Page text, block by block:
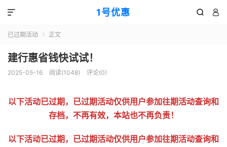
1号优惠  

已过期活动  正文
建行惠省钱快试试！
2025-05-16 阅读(1048) 评论(0)
以下活动已过期，已过期活动仅供用户参加往期活动查询和
存档，不再有效，本站也不再负责！
以下活动已过期，已过期活动仅供用户参加往期活动查询和